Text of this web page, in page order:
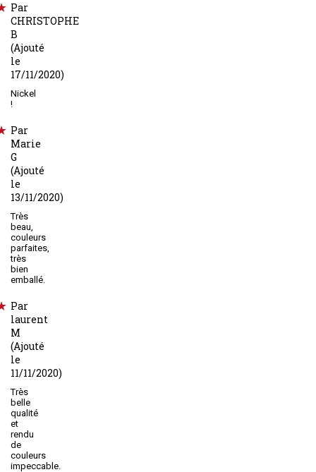
Par
CHRISTOPHE
B
(Ajouté
le
17/11/2020)
Nickel
!
Par
Marie
G
(Ajouté
le
13/11/2020)
Très
beau,
couleurs
parfaites,
très
bien
emballé.
Par
laurent
M
(Ajouté
le
11/11/2020)
Très
belle
qualité
et
rendu
de
couleurs
impeccable.